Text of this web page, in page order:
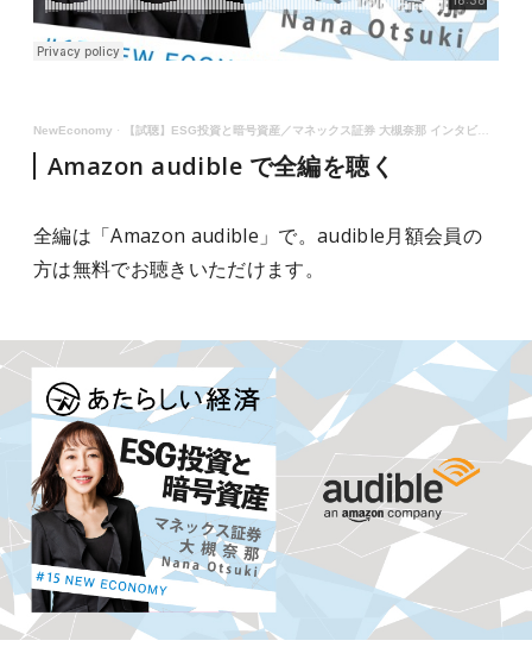
NewEconomy · 【試聴】ESG投資と暗号資産／マネックス証券 大槻奈那 インタビュー（Amazon Audible特別番組）
Amazon audible で全編を聴く
全編は「Amazon audible」で。audible月額会員の
方は無料でお聴きいただけます。